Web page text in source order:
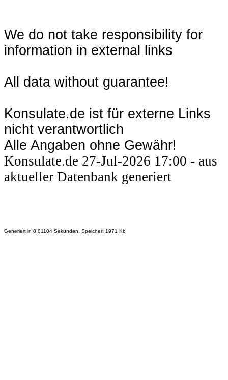
We do not take responsibility for
information in external links
All data without guarantee!
Konsulate.de ist für externe Links
nicht verantwortlich
Alle Angaben ohne Gewähr!
Konsulate.de 27-Jul-2026 17:00 - aus
aktueller Datenbank generiert
Generiert in 0.01104 Sekunden. Speicher: 1971 Kb